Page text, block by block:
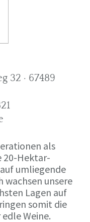
32 · 67489
als
20-Hektar-
umliegende
wachsen unsere
Lagen auf
somit die
Weine.